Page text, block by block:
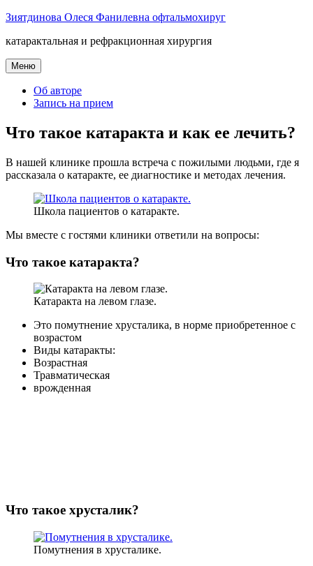
Перейти
содержимому
Зиятдинова Олеся Фанилевна офтальмохируг
катарактальная и рефракционная хирургия
Меню
Об авторе
Запись на прием
Что такое катаракта и как ее лечить?
В нашей клинике прошла встреча с пожилыми людьми, где я
рассказала о катаракте, ее диагностике и методах лечения.
Школа пациентов о катаракте.
Мы вместе с гостями клиники ответили на вопросы:
Что такое катаракта?
Катаракта на левом глазе.
Это помутнение хрусталика, в норме приобретенное с
возрастом
Виды катаракты:
Возрастная
Травматическая
врожденная
Что такое хрусталик?
Помутнения в хрусталике.